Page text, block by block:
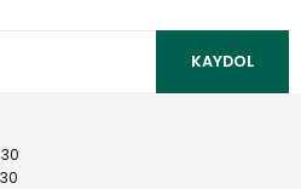
bilgiler bulunuyor.
olmalı.
KAYDOL